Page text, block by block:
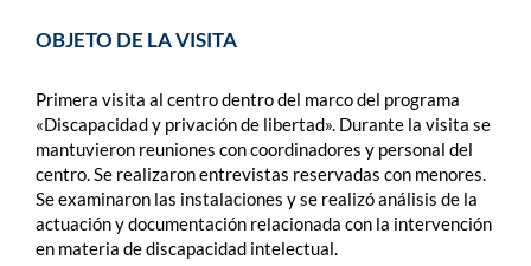
OBJETO DE LA VISITA
Primera visita al centro dentro del marco del programa
«Discapacidad y privación de libertad». Durante la visita se
mantuvieron reuniones con coordinadores y personal del
centro. Se realizaron entrevistas reservadas con menores.
Se examinaron las instalaciones y se realizó análisis de la
actuación y documentación relacionada con la intervención
en materia de discapacidad intelectual.